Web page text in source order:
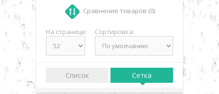
Сравнение товаров (0)
На странице: Сортировка:
Список Сетка